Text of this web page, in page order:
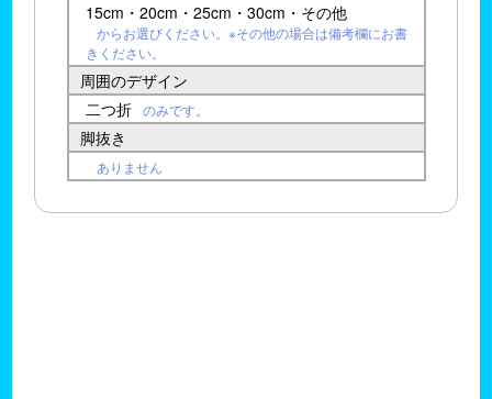
15cm・20cm・25cm・30cm・その他
からお選びください。※その他の場合は備考欄にお書
きください。
周囲のデザイン
二つ折
のみです。
脚抜き
ありません